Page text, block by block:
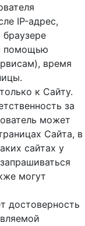
IP-адрес,
помощью
время
к Сайту.
за
может
Сайта, в
сайтах у
могут
достоверность